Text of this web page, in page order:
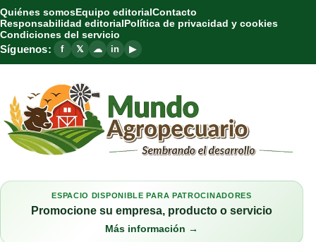
Quiénes somosEquipo editorialContacto
Responsabilidad editorialPolítica de privacidad y cookies
Condiciones del servicio
Síguenos: f 𝕏 ☁ in ▶
ESPACIO DISPONIBLE PARA PATROCINADORES
Promocione su empresa, producto o servicio
Más información →